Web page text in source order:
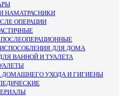
НАМАТРАСНИКИ
ОПЕРАЦИИ
ДЛЯ ДОМА
ВАННОЙ И ТУАЛЕТА
ДОМАШНЕГО УХОДА И ГИГИЕНЫ